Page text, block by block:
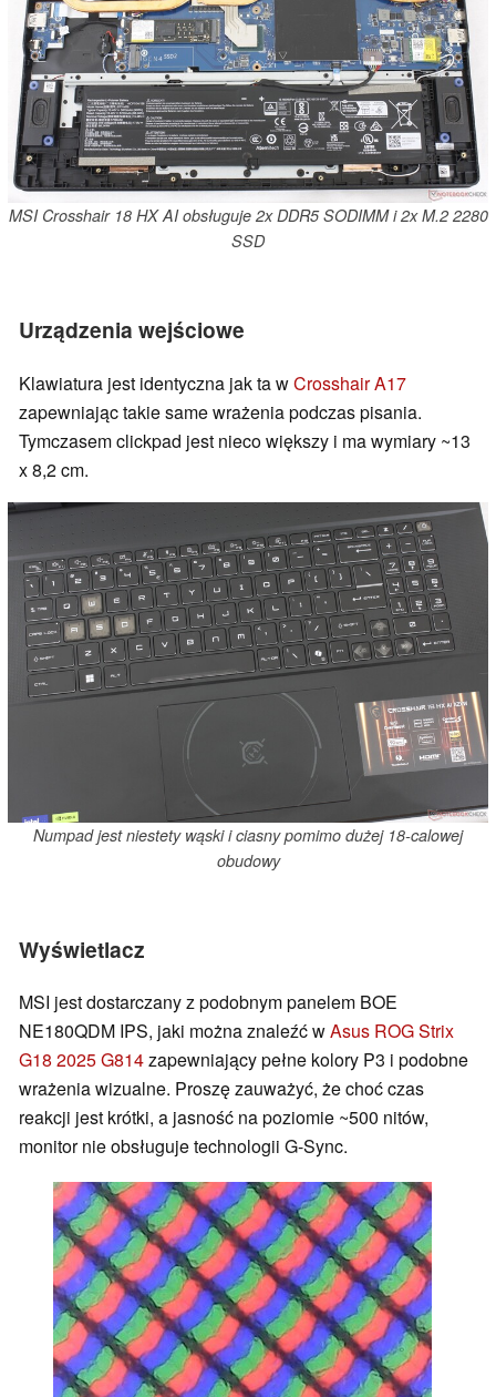
MSI Crosshair 18 HX AI obsługuje 2x DDR5 SODIMM i 2x M.2 2280
SSD
Urządzenia wejściowe
Klawiatura jest identyczna jak ta wCrosshair A17
zapewniając takie same wrażenia podczas pisania.
Tymczasem clickpad jest nieco większy i ma wymiary ~13
x 8,2 cm.
Numpad jest niestety wąski i ciasny pomimo dużej 18-calowej
obudowy
Wyświetlacz
MSI jest dostarczany z podobnym panelem BOE
NE180QDM IPS, jaki można znaleźć wAsus ROG Strix
G18 2025 G814zapewniający pełne kolory P3 i podobne
wrażenia wizualne. Proszę zauważyć, że choć czas
reakcji jest krótki, a jasność na poziomie ~500 nitów,
monitor nie obsługuje technologii G-Sync.